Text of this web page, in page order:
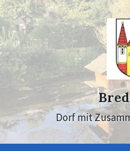
Skip
to
content
Skip
to
main
navigation
Skip
to
footer
Dorf mit